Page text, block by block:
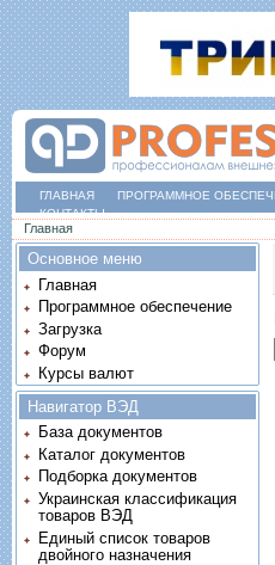
ГЛАВНАЯ ПРОГРАММНОЕ
КОНТАКТЫ
Вы здесь
Главная
Основное меню
Главная
Программное обеспечение
Загрузка
Форум
Курсы валют
Навигатор ВЭД
База документов
Каталог документов
Подборка документов
Украинская классификация
товаров ВЭД
Единый список товаров
двойного назначения